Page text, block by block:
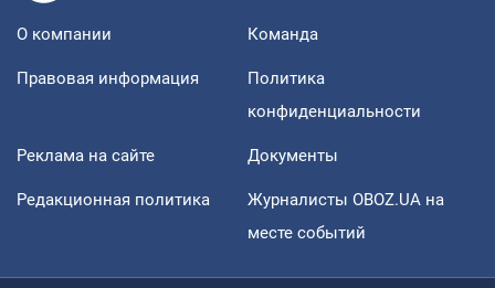
О компании Команда
Правовая информация
Политика
конфиденциальности
Реклама на сайте Документы
Редакционная политика
Журналисты OBOZ.UA на
месте событий